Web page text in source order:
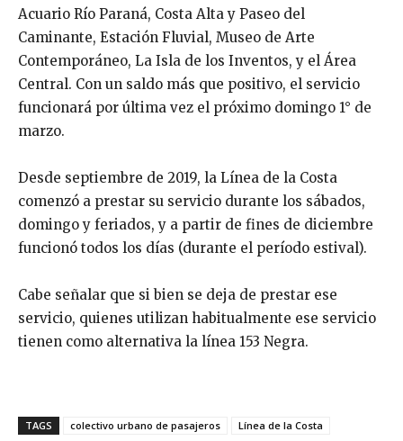
Acuario Río Paraná, Costa Alta y Paseo del
Caminante, Estación Fluvial, Museo de Arte
Contemporáneo, La Isla de los Inventos, y el Área
Central. Con un saldo más que positivo, el servicio
funcionará por última vez el próximo domingo 1° de
marzo.
Desde septiembre de 2019, la Línea de la Costa
comenzó a prestar su servicio durante los sábados,
domingo y feriados, y a partir de fines de diciembre
funcionó todos los días (durante el período estival).
Cabe señalar que si bien se deja de prestar ese
servicio, quienes utilizan habitualmente ese servicio
tienen como alternativa la línea 153 Negra.
TAGS colectivo urbano de pasajeros
Línea de la Costa